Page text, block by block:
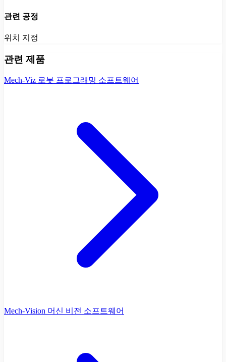
관련 공정
위치 지정
관련 제품
Mech-Viz 로봇 프로그래밍 소프트웨어
Mech-Vision 머신 비전 소프트웨어